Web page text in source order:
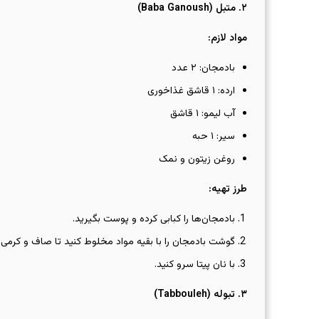
۲. متبل (Baba Ganoush)
مواد لازم:
بادمجان: ۲ عدد
ارده: ۱ قاشق غذاخوری
آب لیمو: ۱ قاشق
سیر: ۱ حبه
روغن زیتون و نمک
طرز تهیه:
بادمجان‌ها را کبابی کرده و پوست بگیرید.
گوشت بادمجان را با بقیه مواد مخلوط کنید تا صاف و
با نان پیتا سرو کنید.
۳. تبوله (Tabbouleh)